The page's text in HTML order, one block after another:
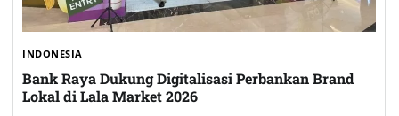
INDONESIA
Bank Raya Dukung Digitalisasi Perbankan Brand
Lokal di Lala Market 2026